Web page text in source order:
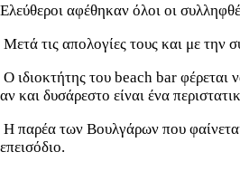
Ελεύθεροι αφέθηκαν όλοι οι
Μετά τις απολογίες τους και με την
Ο ιδιοκτήτης του beach bar φέρεται
αν και δυσάρεστο είναι ένα
Η παρέα των Βουλγάρων που
επεισόδιο.